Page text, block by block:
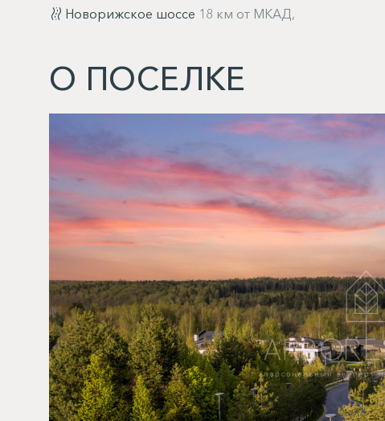
Новорижское шоссе 18 км от МКАД,
О ПОСЕЛКЕ